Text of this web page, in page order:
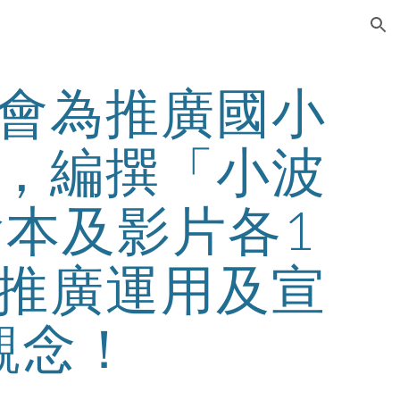
為推廣國小
編撰「小波
及影片各1
廣運用及宣
！